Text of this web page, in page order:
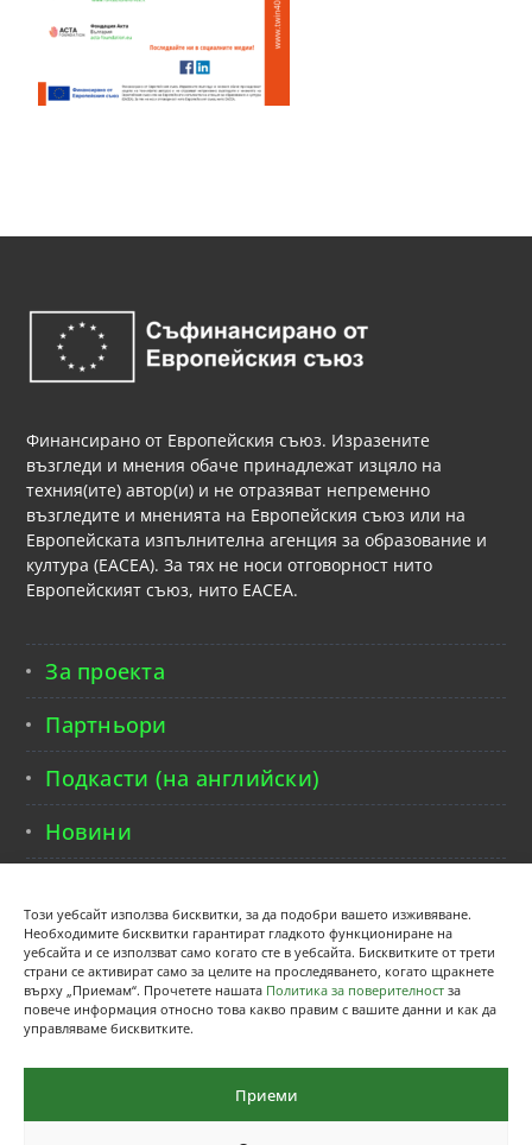
Този уебсайт използва бисквитки, за да подобри вашето изживяване.
Необходимите бисквитки гарантират гладкото функциониране на
уебсайта и се използват само когато сте в уебсайта. Бисквитките от трети
страни се активират само за целите на проследяването, когато щракнете
върху „Приемам“. Прочетете нашата Политика за поверителност за
повече информация относно това какво правим с вашите данни и как да
управляваме бисквитките.
Приеми
Финансирано от Европейския съюз. Изразените
възгледи и мнения обаче принадлежат изцяло на
техния(ите) автор(и) и не отразяват непременно
възгледите и мненията на Европейския съюз или на
Европейската изпълнителна агенция за образование и
култура (EACEA). За тях не носи отговорност нито
Европейският съюз, нито EACEA.
За проекта
Партньори
Подкасти (на английски)
Новини
©TWIN 4.0 2022 - Designed & Developed by